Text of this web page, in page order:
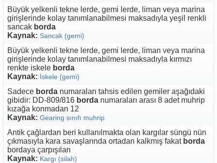
Büyük yelkenli tekne lerde, gemi lerde, liman veya marina
girişlerinde kolay tanımlanabilmesi maksadıyla yeşil renkli
sancak borda
Kaynak: Sancak (gemi)
Büyük yelkenli tekne lerde, gemi lerde, liman veya marina
girişlerinde kolay tanımlanabilmesi maksadıyla kırmızı
renkte iskele borda
Kaynak: İskele (gemi)
Sadece borda numaraları tahsis edilen gemiler aşağıdaki
gibidir: DD-809/816 borda numaraları arası 8 adet muhrip
kızağa konmadan 12
Kaynak: Gearing sınıfı muhrip
Antik çağlardan beri kullanılmakta olan kargılar süngü nün
çıkmasıyla kara savaşlarında ortadan kalkmış fakat borda
bordaya çarpışılan
Kaynak: Kargı (silah)